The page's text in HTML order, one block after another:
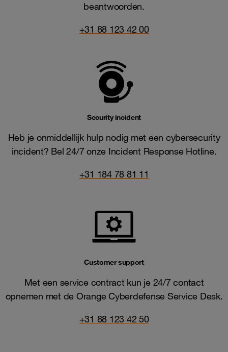
beantwoorden.
+31 88 123 42 00
Security incident
Heb je onmiddellijk hulp nodig met een cybersecurity
incident? Bel 24/7 onze Incident Response Hotline.
+31 184 78 81 11
Customer support
Met een service contract kun je 24/7 contact
opnemen met de Orange Cyberdefense Service Desk.
+31 88 123 42 50